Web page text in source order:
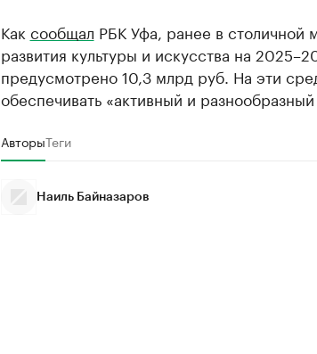
Как сообщал РБК Уфа, ранее в столичной
развития культуры и искусства на
предусмотрено 10,3 млрд руб. На эти
обеспечивать «активный и
АвторыТеги
Наиль Байназаров